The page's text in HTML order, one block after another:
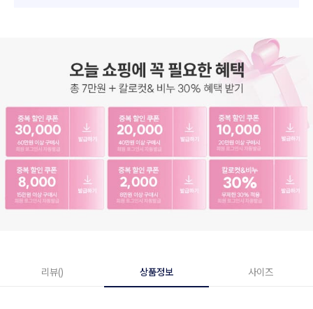
리뷰() 상품정보 사이즈